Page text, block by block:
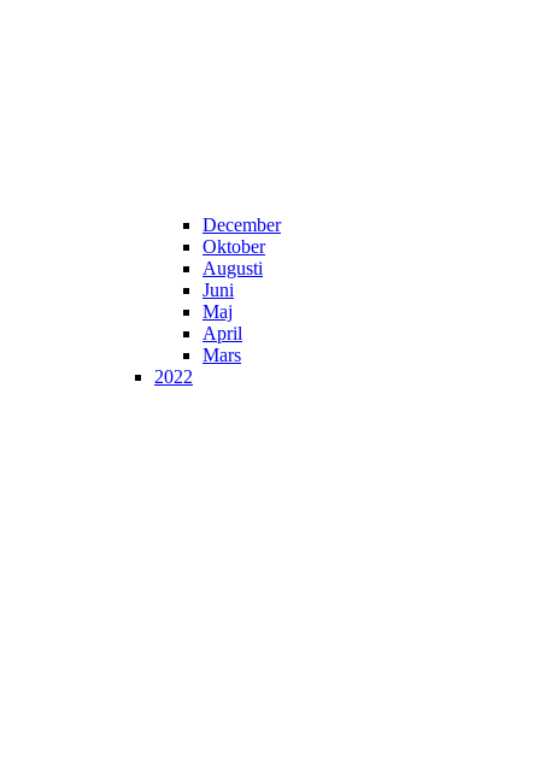
December
Oktober
Augusti
Juni
Maj
April
Mars
2022